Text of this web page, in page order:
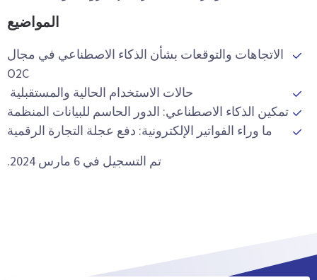
المواضيع
الاتجاهات والتوقعات بشأن الذكاء الاصطناعي في مجال
O2C
حالات الاستخدام الحالية والمستقبلية
تمكين الذكاء الاصطناعي: الدور الحاسم للبيانات المنظمة
ما وراء الفواتير الإلكترونية: دفع عجلة التجارة الرقمية
تم التسجيل في 6 مارس 2024.